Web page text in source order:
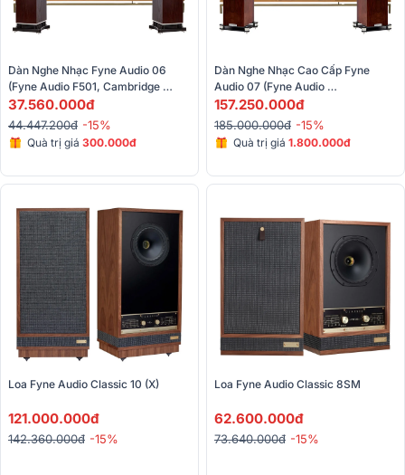
Dàn Nghe Nhạc Fyne Audio 06
(Fyne Audio F501, Cambridge
Audio AXR100)
37.560.000đ
44.447.200đ -15%
Quà trị giá 300.000đ
Dàn Nghe Nhạc Cao Cấp Fyne
Audio 07 (Fyne Audio
F501SP, Unison Research Unico
90)
157.250.000đ
185.000.000đ -15%
Quà trị giá 1.800.000đ
Loa Fyne Audio Classic 10 (X)
121.000.000đ
142.360.000đ -15%
62.600.000đ
73.640.000đ -15%